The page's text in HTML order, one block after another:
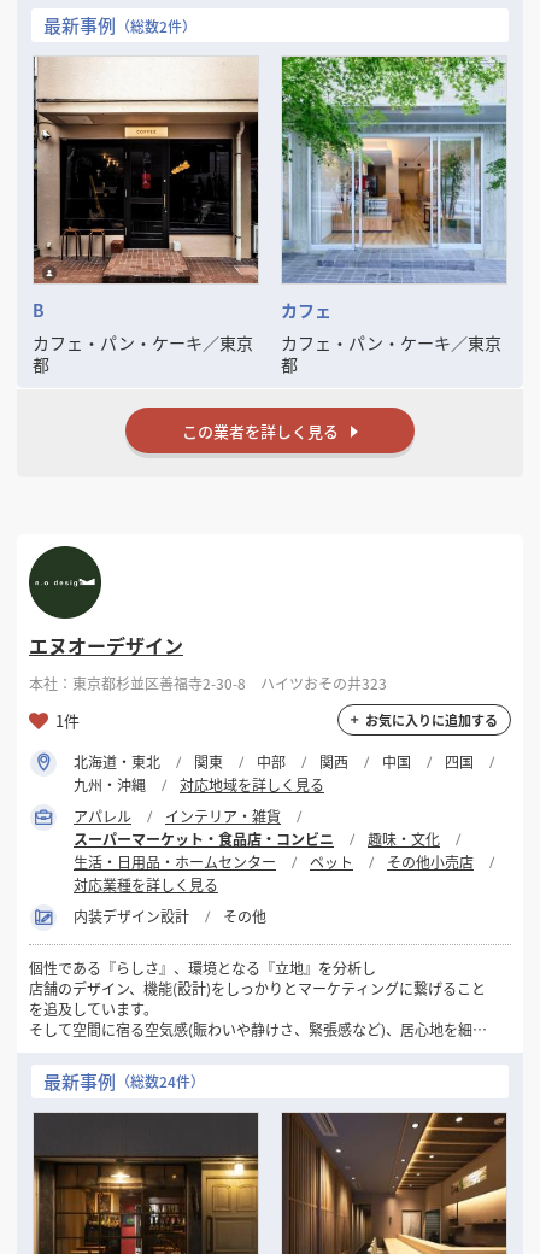
積算、現場管理までの業務を任されておりました。
その経験を活かす為、2014年に独立起業致しました。
飲食店・物販店・事務所まで全ての業種の施工をお請けすることができ
ます。
提携設計者もおりますので、設計からのご依頼も対応可能です。
また近年ではマンションのリノベーション工事も行っております。
店舗施工で経た技術と経験により、施主様には大変好評をいただいてお
ります。
常に質の高い空間作りを目指しておりますので、必ずご満足頂けると思
います。
最新事例 （総数2件）
B
カフェ・パン・ケーキ ／東京
都
カフェ
カフェ・パン・ケーキ ／東京
都
この業者を詳しく見る
エヌオーデザイン
本社：東京都杉並区善福寺2-30-8 ハイツおその井323
1件 お気に入りに追加する
北海道・東北 関東 中部 関西 中国
四国
九州・沖縄
対応地域を詳しく見る
アパレル
インテリア・雑貨
スーパーマーケット・食品店・コンビニ
趣味・文化
生活・日用品・ホームセンター
ペット
その他小売店
対応業種を詳しく見る
内装デザイン設計
その他
個性である『らしさ』、環境となる『立地』を分析し
店舗のデザイン、機能(設計)をしっかりとマーケティングに繋げること
を追及しています。
そして空間に宿る空気感(賑わいや静けさ、緊張感など)、居心地を細や
限られた予算内で魅力のある空間、お店を作るのが使命と考えていま
す。
最新事例 （総数24件）